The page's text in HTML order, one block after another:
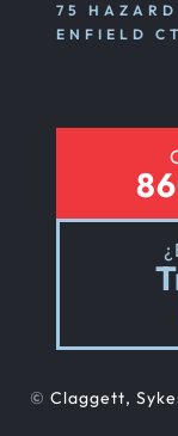
75
ENFIELD
© Claggett,